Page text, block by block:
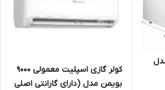
کولر گازی اسپلیت معمولی 9000
بویمن مدل (دارای گارانتی اصلی